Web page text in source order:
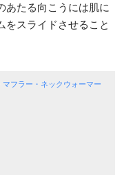
あたる向こうには肌に
をスライドさせること
マフラー・ネックウォーマー